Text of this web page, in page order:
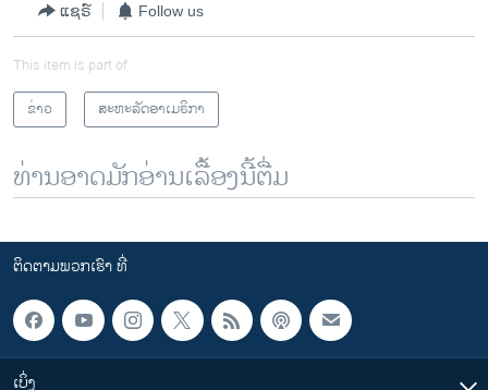
ແຊຣ໌ Follow us
This item is part of
ຂ່າວ
ສະຫະລັດອາເມຣິກາ
ທ່ານອາດມັກອ່ານເລື້ອງນີ້ຕື່ມ
ຕິດຕາມພວກເຮົາ ທີ່
ເບິ່ງ